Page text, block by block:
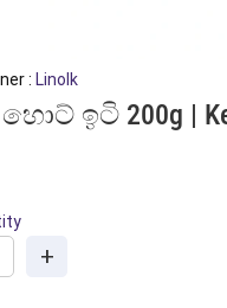
: Linolk
ඉටි 200g |
+